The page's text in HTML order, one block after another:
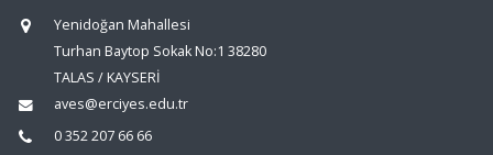
Yenidoğan Mahallesi
Turhan Baytop Sokak No:1 38280
TALAS / KAYSERİ
aves@erciyes.edu.tr
0 352 207 66 66